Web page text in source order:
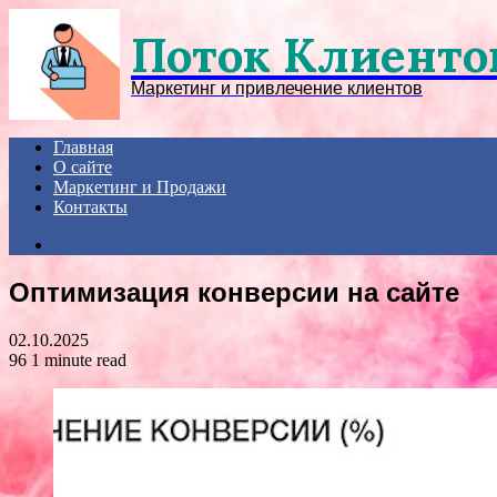
Поток
Маркетинг и привлечение клиентов
Главная
О сайте
Маркетинг и Продажи
Контакты
Оптимизация конверсии на сайте
02.10.2025
96 1 minute read